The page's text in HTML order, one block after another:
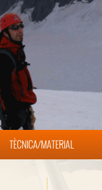
TÈCNICA/MATERIAL